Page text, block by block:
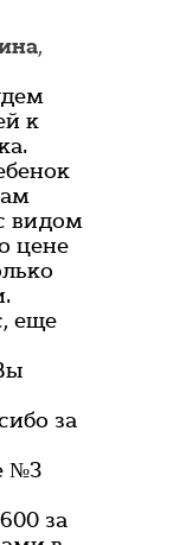
,
к
видом
цене
еще
за
№3
за